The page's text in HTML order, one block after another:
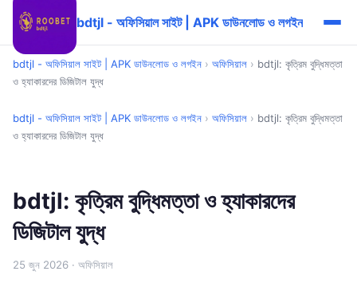
bdtjl - অফিসিয়াল সাইট | APK ডাউনলোড ও লগইন
bdtjl - অফিসিয়াল সাইট | APK ডাউনলোড ও লগইন › অফিসিয়াল › bdtjl: কৃত্রিম বুদ্ধিমত্তা
ও হ্যাকারদের ডিজিটাল যুদ্ধ
bdtjl - অফিসিয়াল সাইট | APK ডাউনলোড ও লগইন › অফিসিয়াল › bdtjl: কৃত্রিম বুদ্ধিমত্তা
ও হ্যাকারদের ডিজিটাল যুদ্ধ
bdtjl: কৃত্রিম বুদ্ধিমত্তা ও হ্যাকারদের
ডিজিটাল যুদ্ধ
25 জুন 2026 · অফিসিয়াল